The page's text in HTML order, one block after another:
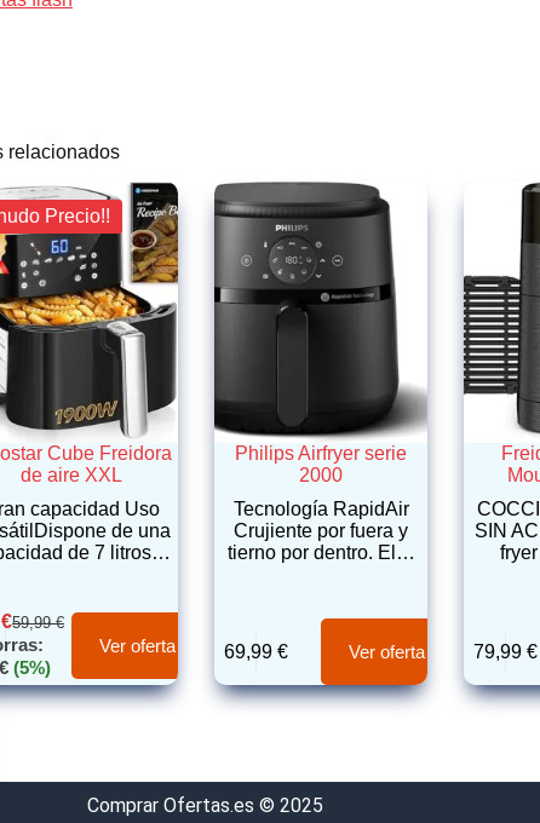
relacionados
Precio!!
Cube Freidora
de aire XXL
capacidad Uso
de una
de 7 litros…
59,99€
€
€ (5%)
Ver oferta
Philips Airfryer serie
2000
Tecnología RapidAir
Crujiente por fuera y
tierno por dentro. El…
69,99 € Ver oferta
SIN
79,99 €
Comprar Ofertas.es © 2025